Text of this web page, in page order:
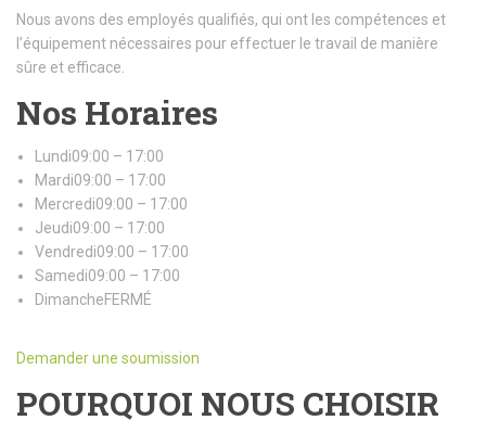
Nous avons des employés qualifiés, qui ont les compétences et
l’équipement nécessaires pour effectuer le travail de manière
sûre et efficace.
Nos Horaires
Lundi09:00 – 17:00
Mardi09:00 – 17:00
Mercredi09:00 – 17:00
Jeudi09:00 – 17:00
Vendredi09:00 – 17:00
Samedi09:00 – 17:00
DimancheFERMÉ
Demander une soumission
POURQUOI NOUS CHOISIR